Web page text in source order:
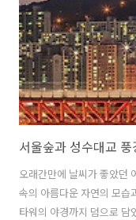
서울숲과 성수대교 풍
오래간만에 날씨가 좋았던
속의 아름다운 자연의 모습
타워의 야경까지 덤으로